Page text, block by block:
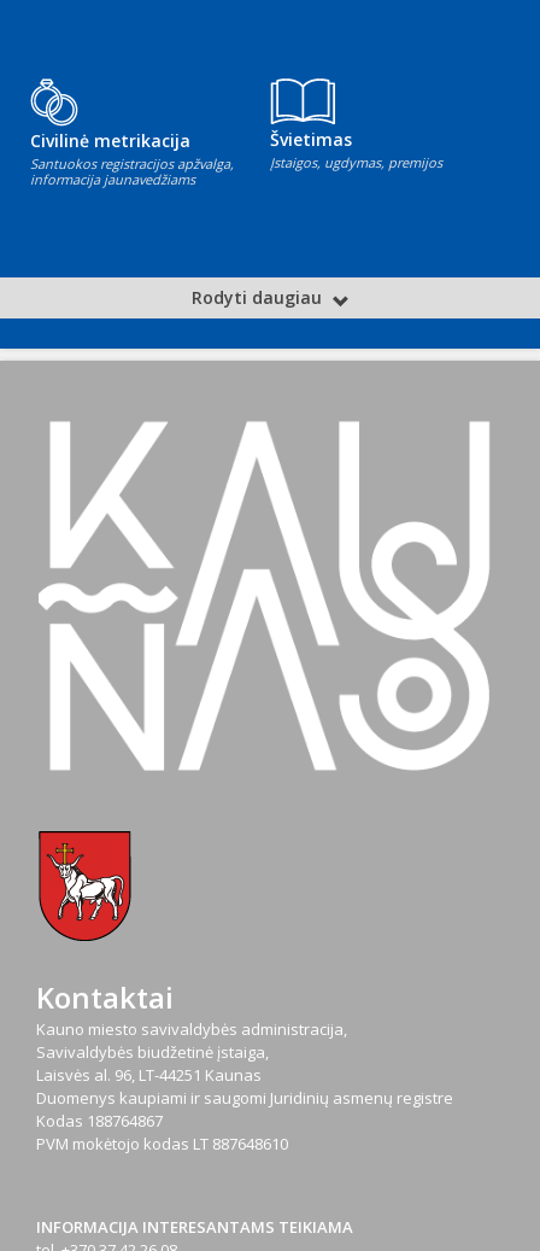
Civilinė metrikacija
Santuokos registracijos apžvalga,
informacija jaunavedžiams
Švietimas
Įstaigos, ugdymas, premijos
Rodyti daugiau
Kontaktai
Kauno miesto savivaldybės administracija,
Savivaldybės biudžetinė įstaiga,
Laisvės al. 96, LT-44251 Kaunas
Duomenys kaupiami ir saugomi Juridinių asmenų registre
Kodas 188764867
PVM mokėtojo kodas LT 887648610
INFORMACIJA INTERESANTAMS TEIKIAMA